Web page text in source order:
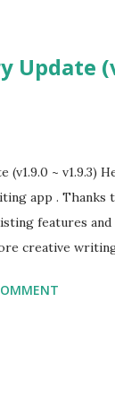
uploading
Update
(v1.9.0 ~ v1.9.3)
app . Thanks
features
creative writing
YouTube